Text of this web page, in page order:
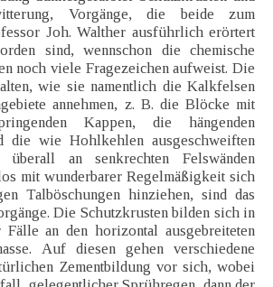
Vorgänge, die beide zum
Joh. Walther ausführlich erörtert
sind, wennschon die chemische
noch viele Fragezeichen aufweist. Die
wie sie namentlich die Kalkfelsen
annehmen, z. B. die Blöcke mit
Kappen, die hängenden
die wie Hohlkehlen ausgeschweiften
überall an senkrechten Felswänden
mit wunderbarer Regelmäßigkeit sich
Talböschungen hinziehen, sind das
Die Schutzkrusten bilden sich in
an den horizontal ausgebreiteten
Auf diesen gehen verschiedene
Zementbildung vor sich, wobei